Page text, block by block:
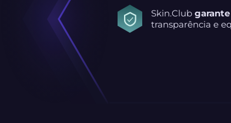
Skin.Club garante
transparência e